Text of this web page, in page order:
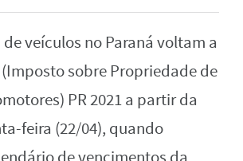
veículos no Paraná voltam a
(Imposto sobre Propriedade de
PR 2021 a partir da
feira (22/04), quando